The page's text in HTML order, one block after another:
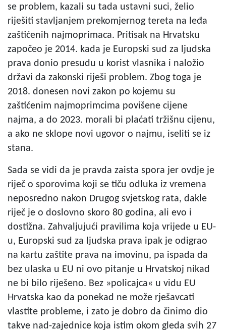
se problem, kazali su tada ustavni suci, želio
riješiti stavljanjem prekomjernog tereta na leđa
zaštićenih najmoprimaca. Pritisak na Hrvatsku
započeo je 2014. kada je Europski sud za ljudska
prava donio presudu u korist vlasnika i naložio
državi da zakonski riješi problem. Zbog toga je
2018. donesen novi zakon po kojemu su
zaštićenim najmoprimcima povišene cijene
najma, a do 2023. morali bi plaćati tržišnu cijenu,
a ako ne sklope novi ugovor o najmu, iseliti se iz
stana.
Sada se vidi da je pravda zaista spora jer ovdje je
riječ o sporovima koji se tiču odluka iz vremena
neposredno nakon Drugog svjetskog rata, dakle
riječ je o doslovno skoro 80 godina, ali evo i
dostižna. Zahvaljujući pravilima koja vrijede u EU-
u, Europski sud za ljudska prava ipak je odigrao
na kartu zaštite prava na imovinu, pa ispada da
bez ulaska u EU ni ovo pitanje u Hrvatskoj nikad
ne bi bilo riješeno. Bez »policajca« u vidu EU
Hrvatska kao da ponekad ne može rješavcati
vlastite probleme, i zato je dobro da činimo dio
takve nad-zajednice koja istim okom gleda svih 27